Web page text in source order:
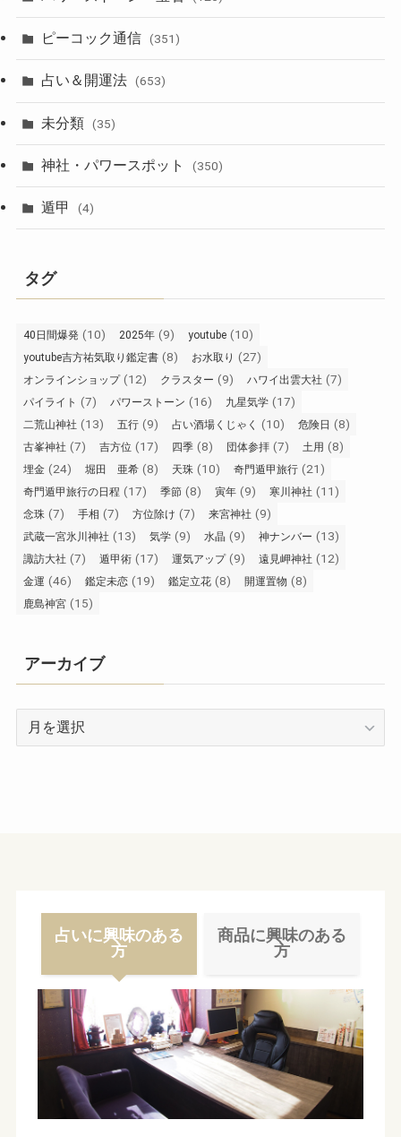
ピーコック通信 (351)
占い＆開運法 (653)
未分類 (35)
神社・パワースポット (350)
遁甲 (4)
タグ
40日間爆発 (10) 2025年 (9) youtube (10)
youtube吉方祐気取り鑑定書 (8) お水取り (27)
オンラインショップ(12) クラスター (9) ハワイ出雲大社 (7)
パイライト (7) パワーストーン (16) 九星気学 (17)
二荒山神社 (13) 五行 (9) 占い酒場くじゃく (10) 危険日 (8)
古峯神社 (7) 吉方位 (17) 四季 (8) 団体参拝 (7) 土用 (8)
埋金 (24) 堀田 亜希 (8) 天珠 (10) 奇門遁甲旅行 (21)
奇門遁甲旅行の日程 (17) 季節 (8) 寅年 (9) 寒川神社 (11)
念珠 (7) 手相 (7) 方位除け (7) 来宮神社 (9)
武蔵一宮氷川神社 (13) 気学 (9) 水晶 (9) 神ナンバー (13)
諏訪大社 (7) 遁甲術 (17) 運気アップ(9) 遠見岬神社 (12)
金運 (46) 鑑定未恋 (19) 鑑定立花 (8) 開運置物 (8)
鹿島神宮 (15)
アーカイブ
ー
占いに興味のある
方
商品に興味のある
方